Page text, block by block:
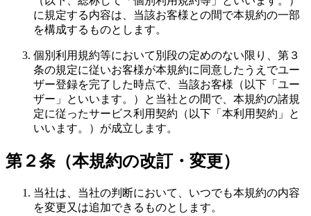
に規定する内容は、当該お客様との間で本規約の一部
を構成するものとします。
個別利用規約等において別段の定めのない限り、第３
条の規定に従いお客様が本規約に同意したうえでユー
ザー登録を完了した時点で、当該お客様（以下「ユー
ザー」といいます。）と当社との間で、本規約の諸規
定に従ったサービス利用契約（以下「本利用契約」と
いいます。）が成立します。
第２条（本規約の改訂・変更）
当社は、当社の判断において、いつでも本規約の内容
を変更又は追加できるものとします。